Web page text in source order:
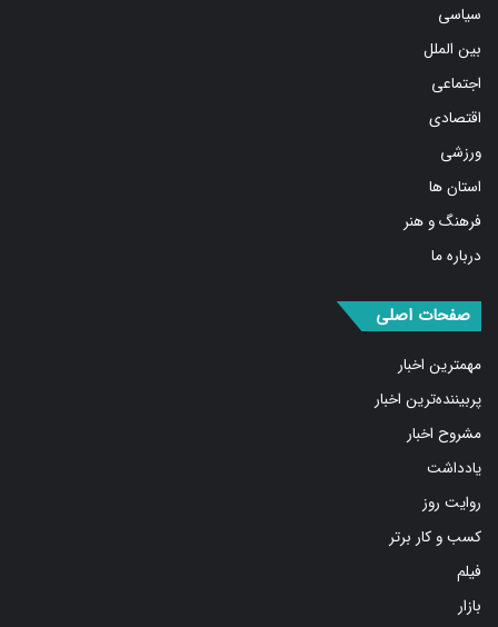
سیاسی
بین الملل
اجتماعی
اقتصادی
ورزشی
استان ها
فرهنگ و هنر
درباره ما
صفحات اصلی
مهمترین اخبار
پربیننده‌ترین اخبار
مشروح اخبار
یادداشت
روایت روز
کسب و کار برتر
فیلم
بازار